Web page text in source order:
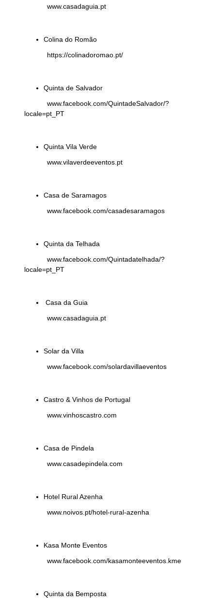
www.casadaguia.pt
Colina do Romão
https://colinadoromao.pt/
Quinta de Salvador
www.facebook.com/QuintadeSalvador/?
locale=pt_PT
Quinta Vila Verde
www.vilaverdeeventos.pt
Casa de Saramagos
www.facebook.com/casadesaramagos
Quinta da Telhada
www.facebook.com/Quintadatelhada/?
locale=pt_PT
Casa da Guia
www.casadaguia.pt
Solar da Villa
www.facebook.com/solardavillaeventos
Castro & Vinhos de Portugal
www.vinhoscastro.com
Casa de Pindela
www.casadepindela.com
Hotel Rural Azenha
www.noivos.pt/hotel-rural-azenha
Kasa Monte Eventos
www.facebook.com/kasamonteeventos.kme
Quinta da Bemposta